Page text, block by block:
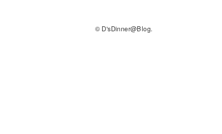
© D'sDinner@Blog.